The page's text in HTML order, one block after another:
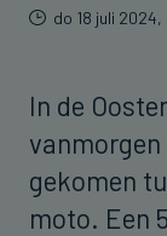
do 18 juli 2024,
In de
vanmorgen
gekomen
moto. Een